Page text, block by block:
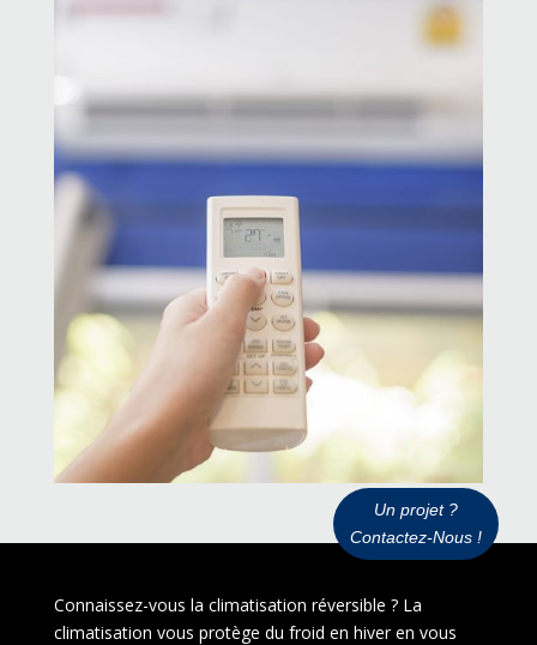
Connaissez-vous la climatisation réversible ? La
climatisation vous protège du froid en hiver en vous
Un projet ?
Contactez-Nous !